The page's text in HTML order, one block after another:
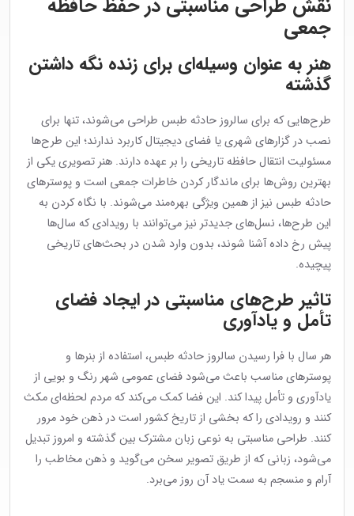
نقش طراحی مناسبتی در حفظ حافظه
جمعی
هنر به عنوان وسیله‌ای برای زنده نگه داشتن
گذشته
طرح‌هایی که برای سالروز حادثه طبس طراحی می‌شوند، تنها برای
نصب در گزارهای شهری یا فضای دیجیتال کاربرد ندارند؛ این طرح‌ها
مسئولیت انتقال حافظه تاریخی را بر عهده دارند. هنر تصویری یکی از
بهترین روش‌ها برای ماندگار کردن خاطرات جمعی است و پوسترهای
حادثه طبس نیز از همین ویژگی بهره‌مند می‌شوند. با نگاه کردن به
این طرح‌ها، نسل‌های جدیدتر نیز می‌توانند با رویدادی که سال‌ها
پیش رخ داده آشنا شوند، بدون وارد شدن در بحث‌های تاریخی
پیچیده.
تاثیر طرح‌های مناسبتی در ایجاد فضای
تأمل و یادآوری
هر سال با فرا رسیدن سالروز حادثه طبس، استفاده از بنرها و
پوسترهای مناسب باعث می‌شود فضای عمومی شهر رنگ و بویی از
یادآوری و تأمل پیدا کند. این فضا کمک می‌کند که مردم لحظه‌ای مکث
کنند و رویدادی را که بخشی از تاریخ کشور است در ذهن خود مرور
کنند. طراحی مناسبتی به نوعی زبان مشترک بین گذشته و امروز تبدیل
می‌شود، زبانی که از طریق تصویر سخن می‌گوید و ذهن مخاطب را
آرام و منسجم به سمت یاد آن روز می‌برد.